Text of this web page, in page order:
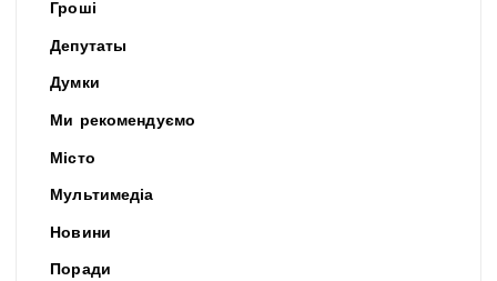
Гроші
Депутаты
Думки
Ми рекомендуємо
Місто
Мультимедіа
Новини
Поради